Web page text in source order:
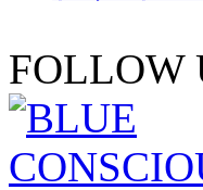
FOLLOW